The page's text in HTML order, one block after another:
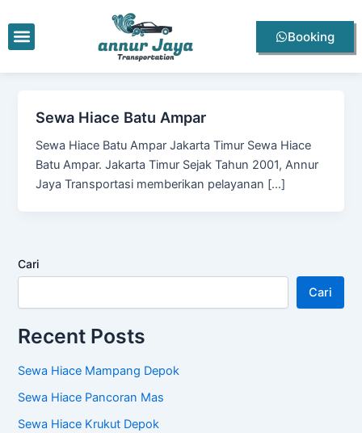
ke
konten
Menu Booking
Sewa Hiace Batu Ampar
Sewa Hiace Batu Ampar Jakarta Timur Sewa Hiace
Batu Ampar. Jakarta Timur Sejak Tahun 2001, Annur
Jaya Transportasi memberikan pelayanan […]
Cari
Cari
Recent Posts
Sewa Hiace Mampang Depok
Sewa Hiace Pancoran Mas
Sewa Hiace Krukut Depok